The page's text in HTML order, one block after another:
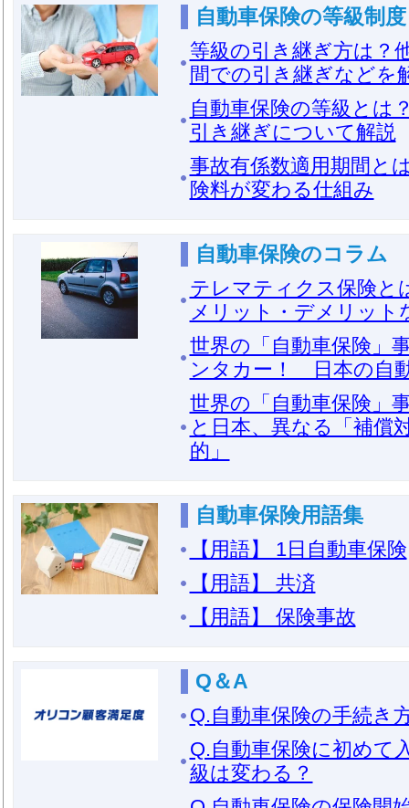
自動車保険の等級制度
等級の引き継ぎ方は？
間での引き継ぎなどを
自動車保険の等級とは
引き継ぎについて解説
事故有係数適用期間と
険料が変わる仕組み
自動車保険のコラム
テレマティクス保険と
メリット・デメリット
世界の「自動車保険」
ンタカー！ 日本の自
世界の「自動車保険」
と日本、異なる「補償
的」
自動車保険用語集
【用語】 1日自動車保険
【用語】 共済
【用語】 保険事故
Q＆A
Q.自動車保険の手続き
Q.自動車保険に初めて
級は変わる？